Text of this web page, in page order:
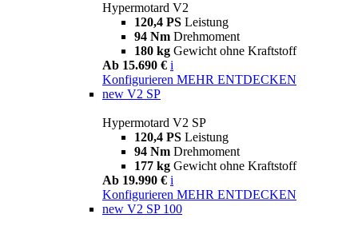
Hypermotard V2
120,4 PS Leistung
94 Nm Drehmoment
180 kg Gewicht ohne Kraftstoff
Ab 15.690 € i
Konfigurieren MEHR ENTDECKEN
new V2 SP
Hypermotard V2 SP
120,4 PS Leistung
94 Nm Drehmoment
177 kg Gewicht ohne Kraftstoff
Ab 19.990 € i
Konfigurieren MEHR ENTDECKEN
new V2 SP 100